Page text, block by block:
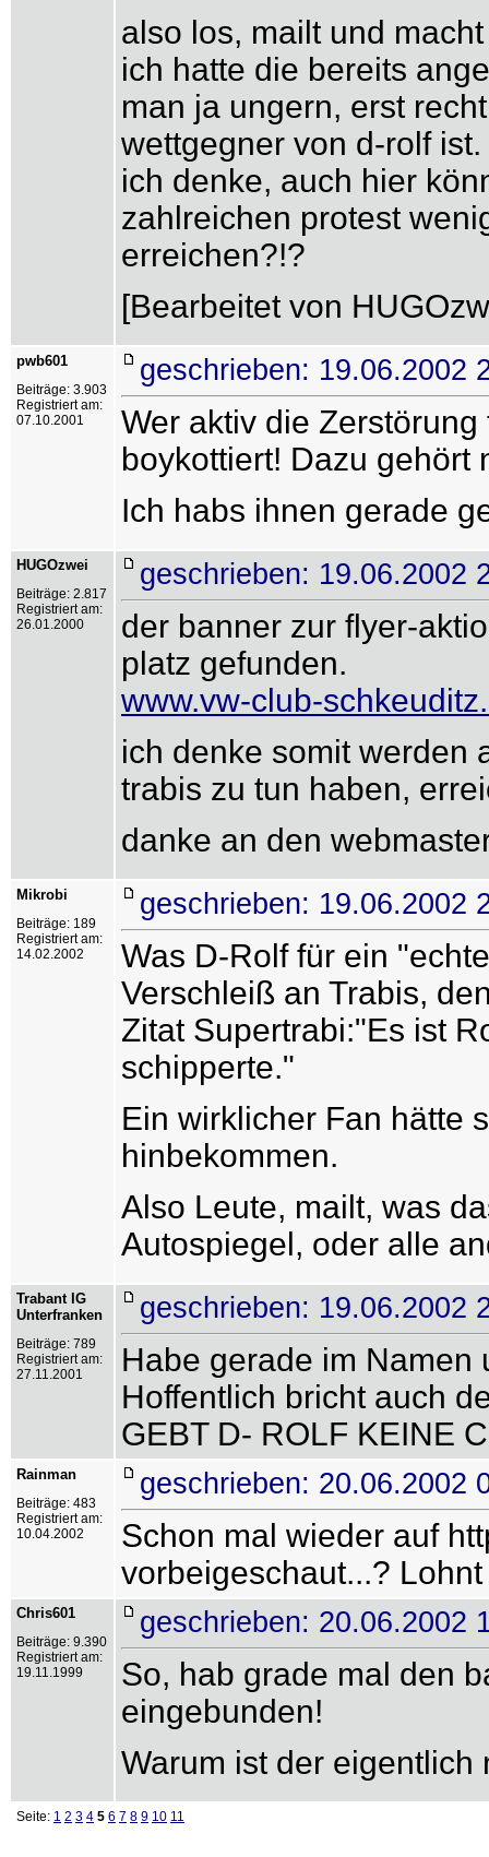
also los, mailt und
ich hatte die bereits
man ja ungern, erst
wettgegner von d-rolf ist.
ich denke, auch hier
zahlreichen protest
erreichen?!?
[Bearbeitet von
pwb601
Beiträge: 3.903
Registriert am:
07.10.2001
geschrieben: 19.06.2002
Wer aktiv die
boykottiert! Dazu gehört
Ich habs ihnen gerade
HUGOzwei
Beiträge: 2.817
Registriert am:
26.01.2000
geschrieben: 19.06.2002
der banner zur flyer-
platz gefunden.
www.vw-club-
ich denke somit werden
trabis zu tun haben,
danke an den
Mikrobi
Beiträge: 189
Registriert am:
14.02.2002
geschrieben: 19.06.2002
Was D-Rolf für ein
Verschleiß an Trabis,
Zitat Supertrabi:"Es ist
schipperte."
Ein wirklicher Fan hätte
hinbekommen.
Also Leute, mailt, was
Autospiegel, oder alle
Trabant IG
Unterfranken
Beiträge: 789
Registriert am:
27.11.2001
geschrieben: 19.06.2002
Habe gerade im Namen
Hoffentlich bricht auch
GEBT D- ROLF KEINE
Rainman
Beiträge: 483
Registriert am:
10.04.2002
geschrieben: 20.06.2002
Schon mal wieder auf
vorbeigeschaut...?
Chris601
Beiträge: 9.390
Registriert am:
19.11.1999
geschrieben: 20.06.2002
So, hab grade mal den
eingebunden!
Warum ist der
Seite: 1 2 3 4 5 6 7 8 9 10 11